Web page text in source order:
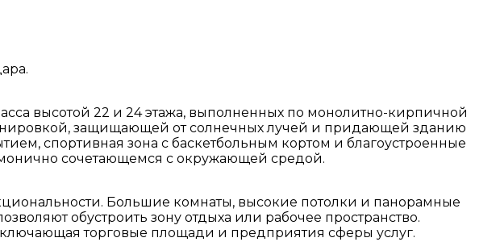
высотой 22 и 24 этажа, выполненных по монолитно-кирпичной
защищающей от солнечных лучей и придающей зданию
спортивная зона с баскетбольным кортом и благоустроенные
сочетающемся с окружающей средой.
Большие комнаты, высокие потолки и панорамные
обустроить зону отдыха или рабочее пространство.
торговые площади и предприятия сферы услуг.